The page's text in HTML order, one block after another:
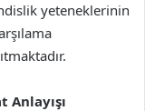
yeteneklerinin
Anlayışı